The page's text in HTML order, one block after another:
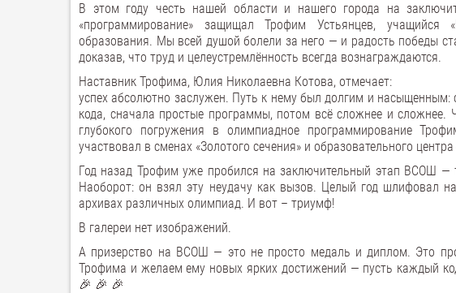
В этом году честь нашей области и нашего города на
«программирование» защищал Трофим Устьянцев, учащийся
образования. Мы всей душой болели за него — и радость победы
доказав, что труд и целеустремлённость всегда вознаграждаются.
Наставник Трофима, Юлия Николаевна Котова, отмечает:
успех абсолютно заслужен. Путь к нему был долгим и
кода, сначала простые программы, потом всё сложнее и
глубокого погружения в олимпиадное программирование
участвовал в сменах «Золотого сечения» и образовательного
Год назад Трофим уже пробился на заключительный этап ВСОШ —
Наоборот: он взял эту неудачу как вызов. Целый год шлифовал
архивах различных олимпиад. И вот – триумф!
В галереи нет изображений.
А призерство на ВСОШ — это не просто медаль и диплом. Это
Трофима и желаем ему новых ярких достижений — пусть каждый
🎉 🎉 🎉